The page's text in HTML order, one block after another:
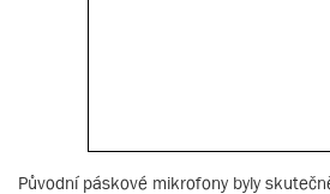
Původní páskové mikrofony byly